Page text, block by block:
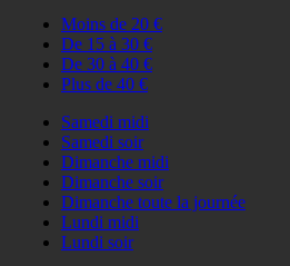
Moins de 20 €
De 15 à 30 €
De 30 à 40 €
Plus de 40 €
Samedi midi
Samedi soir
Dimanche midi
Dimanche soir
Dimanche toute la journée
Lundi midi
Lundi soir